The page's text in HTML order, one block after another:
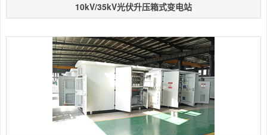
10kV/35kV光伏升压箱式变电站